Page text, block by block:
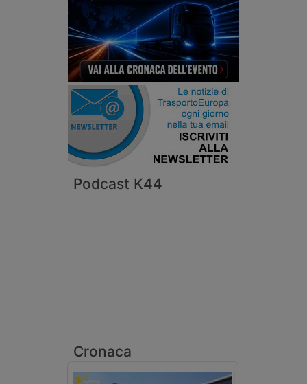
Podcast K44
Cronaca